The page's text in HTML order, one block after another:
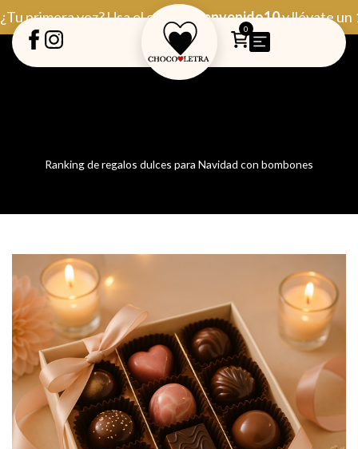
al
contenido
¿Tu primera vez? Usa el código Bienvenido10y llévate un
0
Ranking de regalos dulces para Navidad con bombones